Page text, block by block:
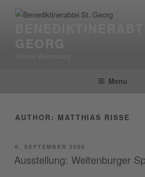
Menu
AUTHOR: MATTHIAS RISSE
POSTED
ON
6. SEPTEMBER 2000
Ausstellung: Weltenburger